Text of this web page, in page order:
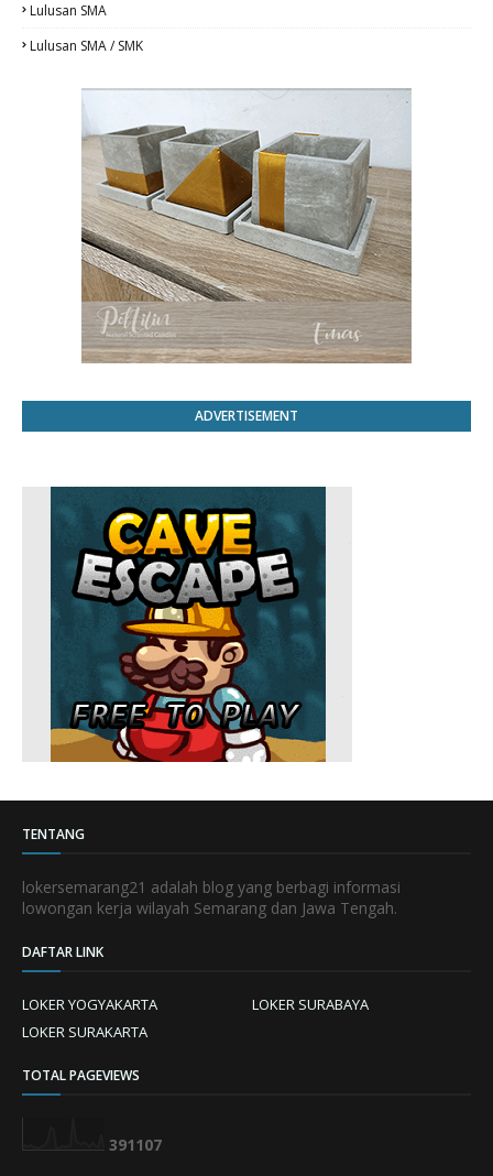
Lulusan SMA
Lulusan SMA / SMK
ADVERTISEMENT
TENTANG
lokersemarang21 adalah blog yang berbagi informasi
lowongan kerja wilayah Semarang dan Jawa Tengah.
DAFTAR LINK
LOKER YOGYAKARTA
LOKER SURABAYA
LOKER SURAKARTA
TOTAL PAGEVIEWS
391107